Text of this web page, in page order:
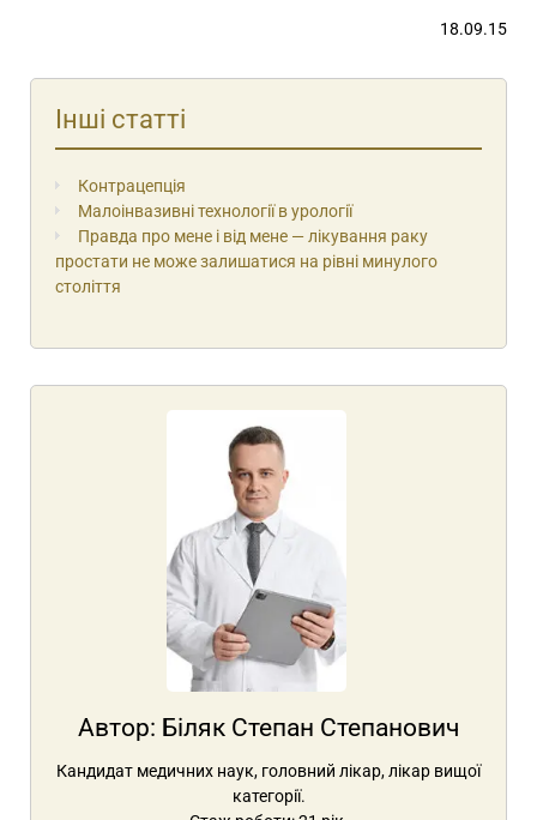
18.09.15
Інші статті
Контрацепція
Малоінвазивні технології в урології
Правда про мене і від мене — лікування раку
простати не може залишатися на рівні минулого
століття
Автор: Біляк Степан Степанович
Кандидат медичних наук, головний лікар, лікар вищої
категорії.